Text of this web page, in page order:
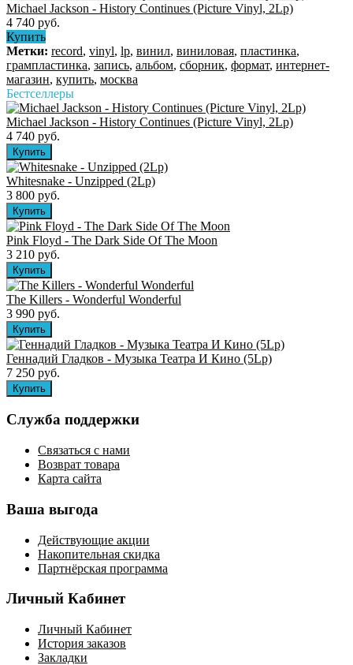
Michael Jackson - History Continues (Picture Vinyl, 2Lp)
4 740 руб.
Купить
Метки: record, vinyl, lp, винил, виниловая, пластинка,
грампластинка, запись, альбом, сборник, формат, интернет-
магазин, купить, москва
Бестселлеры
Michael Jackson - History Continues (Picture Vinyl, 2Lp)
4 740 руб.
Whitesnake - Unzipped (2Lp)
3 800 руб.
Pink Floyd - The Dark Side Of The Moon
3 210 руб.
The Killers ‎- Wonderful Wonderful
3 990 руб.
Геннадий Гладков - Музыка Театра И Кино (5Lp)
7 250 руб.
Служба поддержки
Связаться с нами
Возврат товара
Карта сайта
Ваша выгода
Действующие акции
Накопительная скидка
Партнёрская программа
Личный Кабинет
Личный Кабинет
История заказов
Закладки